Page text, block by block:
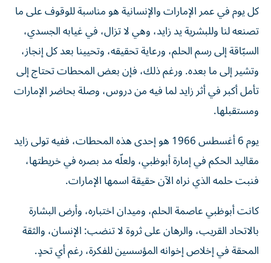
كل يوم في عمر الإمارات والإنسانية هو مناسبة للوقوف على ما
تصنعه لنا وللبشرية يد زايد، وهي لا تزال، في غيابه الجسدي،
السبّاقة إلى رسم الحلم، ورعاية تحقيقه، وتحيينا بعد كل إنجاز،
وتشير إلى ما بعده. ورغم ذلك، فإن بعض المحطات تحتاج إلى
تأمل أكبر في أثر زايد لما فيه من دروس، وصلة بحاضر الإمارات
ومستقبلها.
يوم 6 أغسطس 1966 هو إحدى هذه المحطات، ففيه تولى زايد
مقاليد الحكم في إمارة أبوظبي، ولعلّه مد بصره في خريطتها،
فنبت حلمه الذي نراه الآن حقيقة اسمها الإمارات.
كانت أبوظبي عاصمة الحلم، وميدان اختباره، وأرض البشارة
بالاتحاد القريب، والرهان على ثروة لا تنضب: الإنسان، والثقة
المحقة في إخلاص إخوانه المؤسسين للفكرة، رغم أي تحدٍ.